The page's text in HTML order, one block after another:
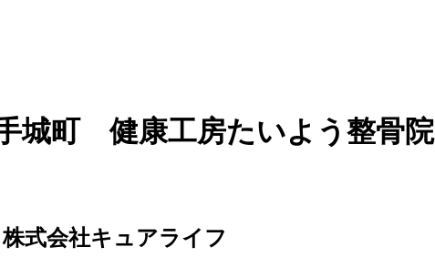
城町 健康工房たいよう整骨院
式会社キュアライフ